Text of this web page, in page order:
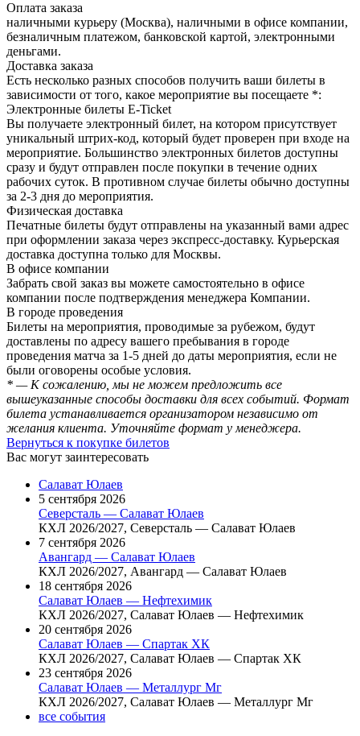
Оплата заказа
наличными курьеру (Москва), наличными в офисе компании,
безналичным платежом, банковской картой, электронными
деньгами.
Доставка заказа
Есть несколько разных способов получить ваши билеты в
зависимости от того, какое мероприятие вы посещаете *:
Электронные билеты E-Ticket
Вы получаете электронный билет, на котором присутствует
уникальный штрих-код, который будет проверен при входе на
мероприятие. Большинство электронных билетов доступны
сразу и будут отправлен после покупки в течение одних
рабочих суток. В противном случае билеты обычно доступны
за 2-3 дня до мероприятия.
Физическая доставка
Печатные билеты будут отправлены на указанный вами адрес
при оформлении заказа через экспресс-доставку. Курьерская
доставка доступна только для Москвы.
В офисе компании
Забрать свой заказ вы можете самостоятельно в офисе
компании после подтверждения менеджера Компании.
В городе проведения
Билеты на мероприятия, проводимые за рубежом, будут
доставлены по адресу вашего пребывания в городе
проведения матча за 1-5 дней до даты мероприятия, если не
были оговорены особые условия.
* — К сожалению, мы не можем предложить все
вышеуказанные способы доставки для всех событий. Формат
билета устанавливается организатором независимо от
желания клиента. Уточняйте формат у менеджера.
Вернуться к покупке билетов
Вас могут заинтересовать
Салават Юлаев
5 сентября 2026
Северсталь — Салават Юлаев
КХЛ 2026/2027, Северсталь — Салават Юлаев
7 сентября 2026
Авангард — Салават Юлаев
КХЛ 2026/2027, Авангард — Салават Юлаев
18 сентября 2026
Салават Юлаев — Нефтехимик
КХЛ 2026/2027, Салават Юлаев — Нефтехимик
20 сентября 2026
Салават Юлаев — Спартак ХК
КХЛ 2026/2027, Салават Юлаев — Спартак ХК
23 сентября 2026
Салават Юлаев — Металлург Мг
КХЛ 2026/2027, Салават Юлаев — Металлург Мг
все события